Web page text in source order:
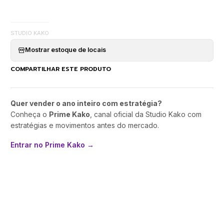
STUDIO KAKO
Mostrar estoque de locais
COMPARTILHAR ESTE PRODUTO
Quer vender o ano inteiro com estratégia?
Conheça o Prime Kako , canal oficial da Studio Kako com
estratégias e movimentos antes do mercado.
Entrar no Prime Kako →